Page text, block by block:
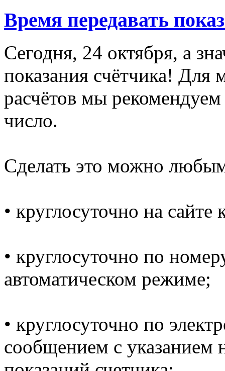
Время передавать
Сегодня, 24 октября, а
показания счётчика! Для
расчётов мы
число.
Сделать это можно
• круглосуточно на
• круглосуточно по
автоматическом режиме;
• круглосуточно по
сообщением с указанием